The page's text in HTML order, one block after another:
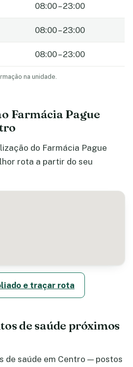
08:00 – 23:00
08:00 – 23:00
08:00 – 23:00
na unidade.
Farmácia Pague
do Farmácia Pague
rota a partir do seu
e traçar rota
de saúde próximos
de saúde em Centro — postos